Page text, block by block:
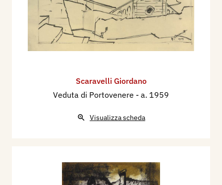
Scaravelli Giordano
Veduta di Portovenere - a. 1959
Visualizza scheda